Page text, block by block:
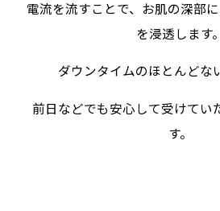
電流を流すことで、お肌の深部
を浸透します。
ダウンタイムのほとんどな
前日などでも安心して受けてい
す。